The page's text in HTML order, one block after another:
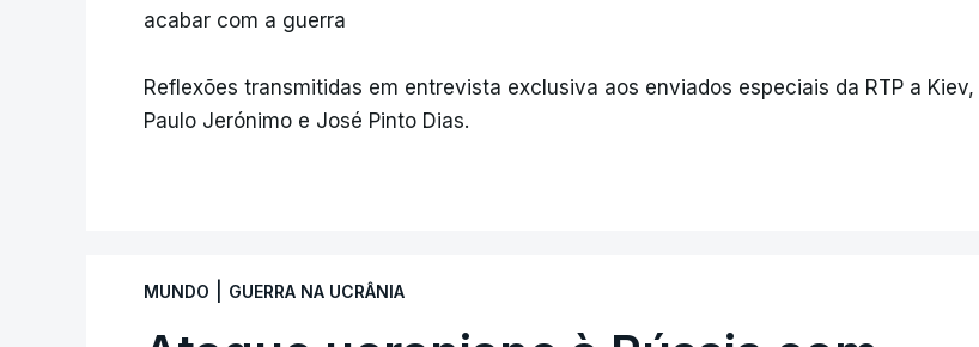
acabar com a guerra
Reflexões transmitidas em entrevista exclusiva aos enviados especiais da RTP a Kiev,
Paulo Jerónimo e José Pinto Dias.
MUNDO GUERRA NA UCRÂNIA